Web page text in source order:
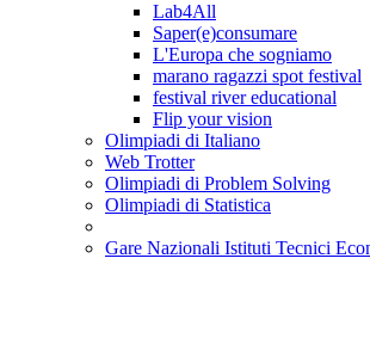
Lab4All
Saper(e)consumare
L'Europa che sogniamo
marano ragazzi spot festival
festival river educational
Flip your vision
Olimpiadi di Italiano
Web Trotter
Olimpiadi di Problem Solving
Olimpiadi di Statistica
Gare Nazionali Istituti Tecnici